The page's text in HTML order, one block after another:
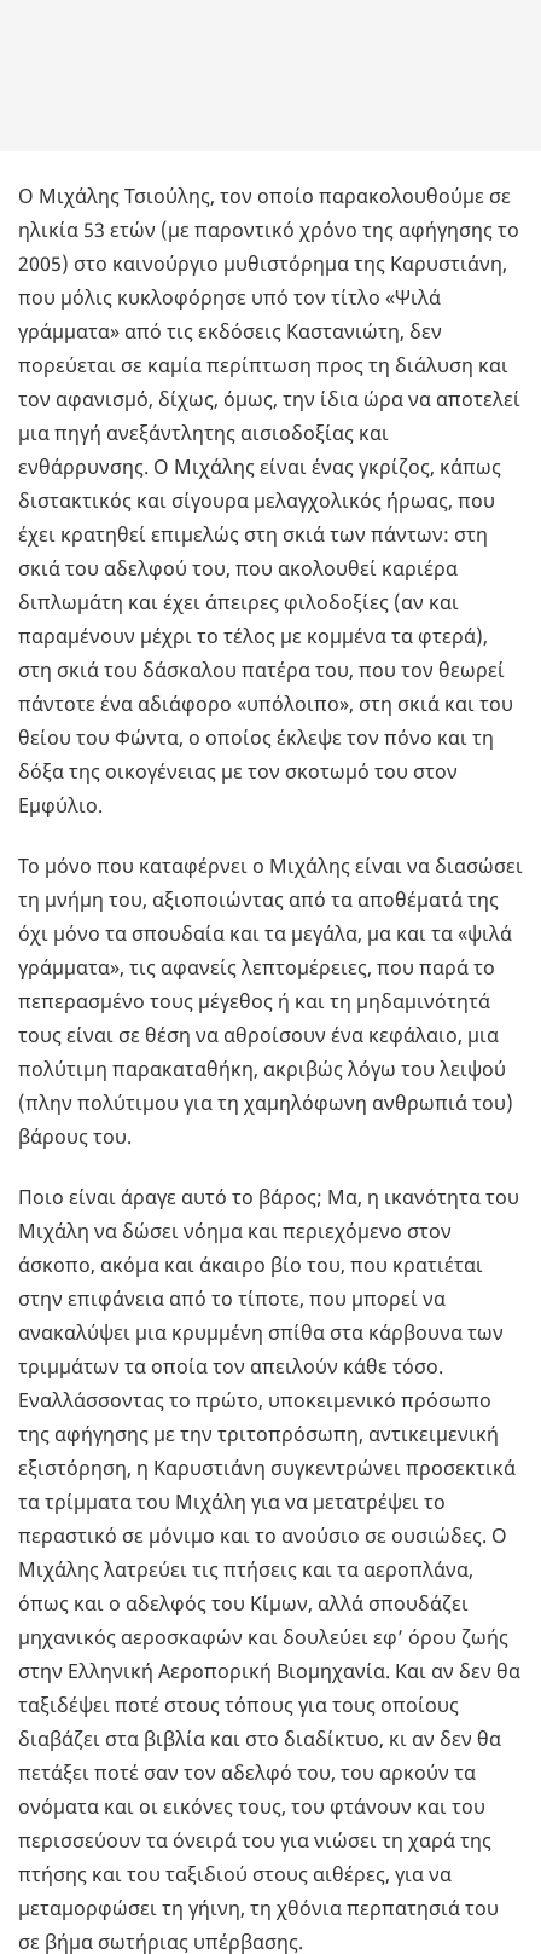
Ο Μιχάλης Τσιούλης, τον οποίο παρακολουθούμε σε
ηλικία 53 ετών (με παροντικό χρόνο της αφήγησης το
2005) στο καινούργιο μυθιστόρημα της Καρυστιάνη,
που μόλις κυκλοφόρησε υπό τον τίτλο «Ψιλά
γράμματα» από τις εκδόσεις Καστανιώτη, δεν
πορεύεται σε καμία περίπτωση προς τη διάλυση και
τον αφανισμό, δίχως, όμως, την ίδια ώρα να αποτελεί
μια πηγή ανεξάντλητης αισιοδοξίας και
ενθάρρυνσης. Ο Μιχάλης είναι ένας γκρίζος, κάπως
διστακτικός και σίγουρα μελαγχολικός ήρωας, που
έχει κρατηθεί επιμελώς στη σκιά των πάντων: στη
σκιά του αδελφού του, που ακολουθεί καριέρα
διπλωμάτη και έχει άπειρες φιλοδοξίες (αν και
παραμένουν μέχρι το τέλος με κομμένα τα φτερά),
στη σκιά του δάσκαλου πατέρα του, που τον θεωρεί
πάντοτε ένα αδιάφορο «υπόλοιπο», στη σκιά και του
θείου του Φώντα, ο οποίος έκλεψε τον πόνο και τη
δόξα της οικογένειας με τον σκοτωμό του στον
Εμφύλιο.
Το μόνο που καταφέρνει ο Μιχάλης είναι να διασώσει
τη μνήμη του, αξιοποιώντας από τα αποθέματά της
όχι μόνο τα σπουδαία και τα μεγάλα, μα και τα «ψιλά
γράμματα», τις αφανείς λεπτομέρειες, που παρά το
πεπερασμένο τους μέγεθος ή και τη μηδαμινότητά
τους είναι σε θέση να αθροίσουν ένα κεφάλαιο, μια
πολύτιμη παρακαταθήκη, ακριβώς λόγω του λειψού
(πλην πολύτιμου για τη χαμηλόφωνη ανθρωπιά του)
βάρους του.
Ποιο είναι άραγε αυτό το βάρος; Μα, η ικανότητα του
Μιχάλη να δώσει νόημα και περιεχόμενο στον
άσκοπο, ακόμα και άκαιρο βίο του, που κρατιέται
στην επιφάνεια από το τίποτε, που μπορεί να
ανακαλύψει μια κρυμμένη σπίθα στα κάρβουνα των
τριμμάτων τα οποία τον απειλούν κάθε τόσο.
Εναλλάσσοντας το πρώτο, υποκειμενικό πρόσωπο
της αφήγησης με την τριτοπρόσωπη, αντικειμενική
εξιστόρηση, η Καρυστιάνη συγκεντρώνει προσεκτικά
τα τρίμματα του Μιχάλη για να μετατρέψει το
περαστικό σε μόνιμο και το ανούσιο σε ουσιώδες. Ο
Μιχάλης λατρεύει τις πτήσεις και τα αεροπλάνα,
όπως και ο αδελφός του Κίμων, αλλά σπουδάζει
μηχανικός αεροσκαφών και δουλεύει εφ’ όρου ζωής
στην Ελληνική Αεροπορική Βιομηχανία. Και αν δεν θα
ταξιδέψει ποτέ στους τόπους για τους οποίους
διαβάζει στα βιβλία και στο διαδίκτυο, κι αν δεν θα
πετάξει ποτέ σαν τον αδελφό του, του αρκούν τα
ονόματα και οι εικόνες τους, του φτάνουν και του
περισσεύουν τα όνειρά του για νιώσει τη χαρά της
πτήσης και του ταξιδιού στους αιθέρες, για να
μεταμορφώσει τη γήινη, τη χθόνια περπατησιά του
σε βήμα σωτήριας υπέρβασης.